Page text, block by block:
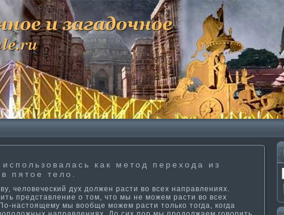
как метод перехода из
в пятое тело.
человеческий дух должен расти­ во всех направлениях.
представление о том, что мы не можем расти­ во всех
настоящему мы вообще можем расти­ только тогда, когда